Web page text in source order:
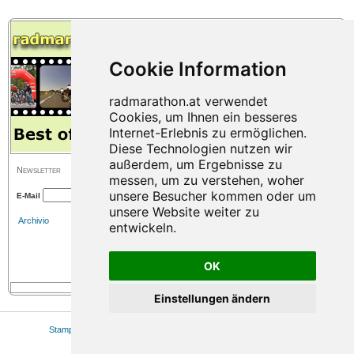
OK
Einstellungen ändern
Newsletter
E-Mail
Archivio
Stampa